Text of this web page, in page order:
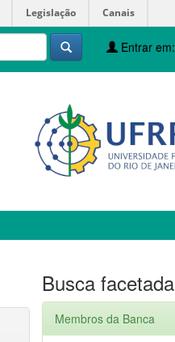
Legislação Canais
Entrar em:
Busca facetada
Membros da Banca